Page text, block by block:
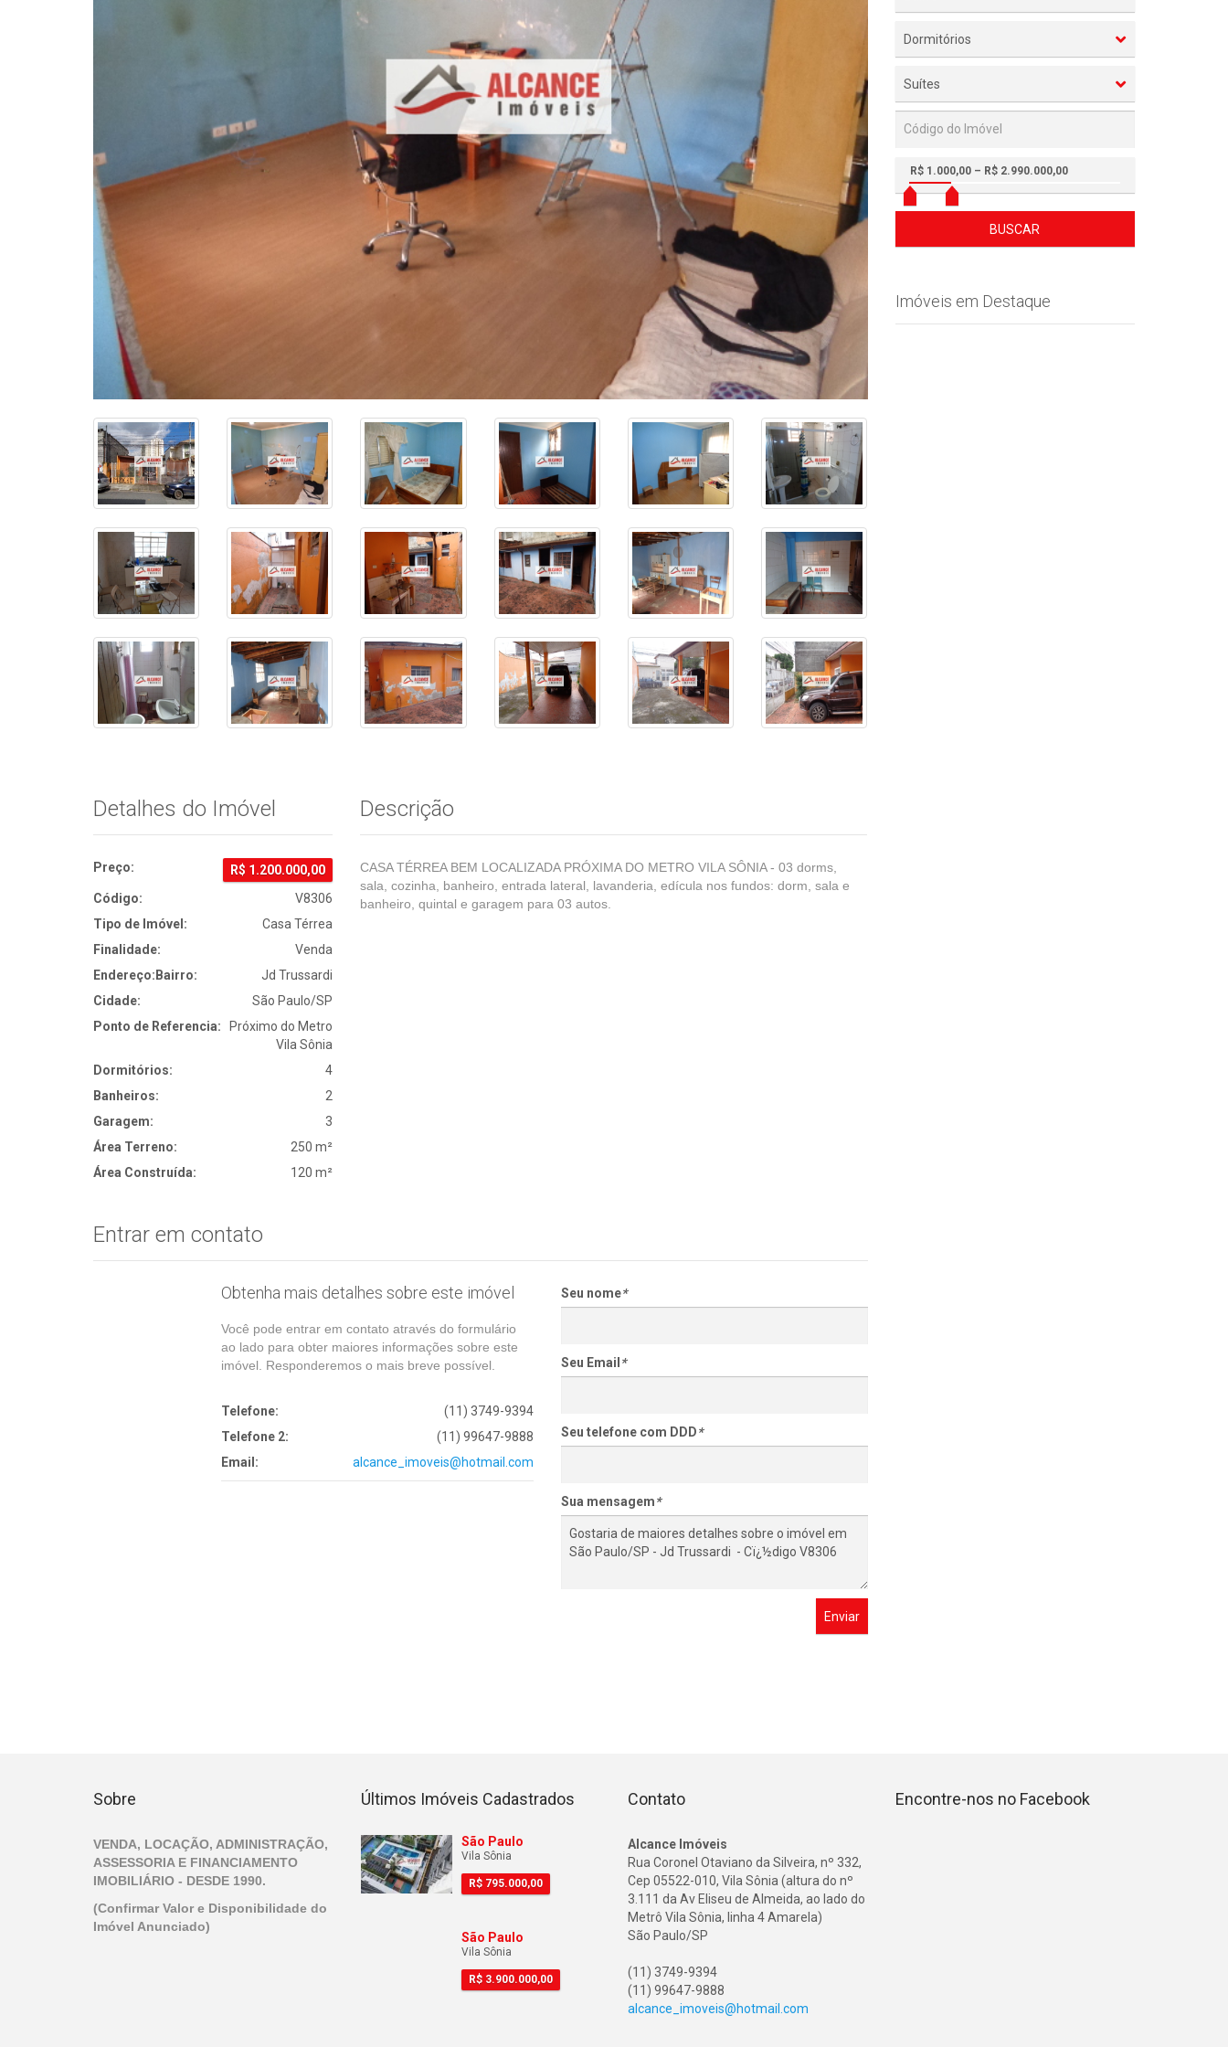
Detalhes do Imóvel
Preço: R$ 1.200.000,00
Código:
V8306
Tipo de Imóvel:
Casa Térrea
Finalidade:
Venda
Endereço: Bairro:
Jd Trussardi
Cidade:
São Paulo/SP
Ponto de Referencia:
Próximo do Metro
Vila Sônia
Dormitórios:
4
Banheiros:
2
Garagem:
3
Área Terreno:
250 m²
Área Construída:
120 m²
Descrição
CASA TÉRREA BEM LOCALIZADA PRÓXIMA DO METRO VILA SÔNIA - 03 dorms,
sala, cozinha, banheiro, entrada lateral, lavanderia, edícula nos fundos: dorm, sala e
banheiro, quintal e garagem para 03 autos.
Entrar em contato
Obtenha mais detalhes sobre este imóvel
Você pode entrar em contato através do formulário
ao lado para obter maiores informações sobre este
imóvel. Responderemos o mais breve possível.
Telefone:
(11) 3749-9394
Telefone 2:
(11) 99647-9888
Email:
alcance_imoveis@hotmail.com
Seu nome*
Seu Email *
Seu telefone com DDD*
Sua mensagem*
Enviar
Dormitórios
Suítes
R$ 1.000,00 – R$ 2.990.000,00
BUSCAR
Imóveis em Destaque
Sobre
VENDA, LOCAÇÃO, ADMINISTRAÇÃO,
ASSESSORIA E FINANCIAMENTO
IMOBILIÁRIO - DESDE 1990.
(Confirmar Valor e Disponibilidade do
Imóvel Anunciado)
Últimos Imóveis Cadastrados
São Paulo
Vila Sônia
R$ 795.000,00
São Paulo
Vila Sônia
R$ 3.900.000,00
Contato
Alcance Imóveis
Rua Coronel Otaviano da Silveira, nº 332,
Cep 05522-010, Vila Sônia (altura do nº
3.111 da Av Eliseu de Almeida, ao lado do
Metrô Vila Sônia, linha 4 Amarela)
São Paulo/SP
(11) 3749-9394
(11) 99647-9888
alcance_imoveis@hotmail.com
Encontre-nos no Facebook